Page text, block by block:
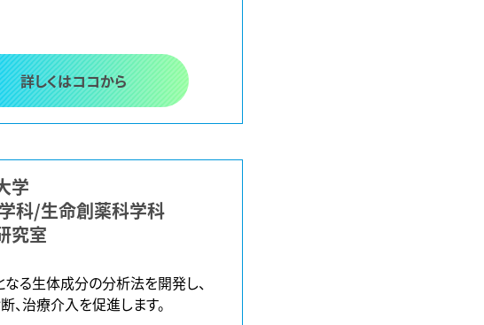
詳しくはココから
学
科/生命創薬科学科
究室
る生体成分の分析法を開発し、
、治療介入を促進します。